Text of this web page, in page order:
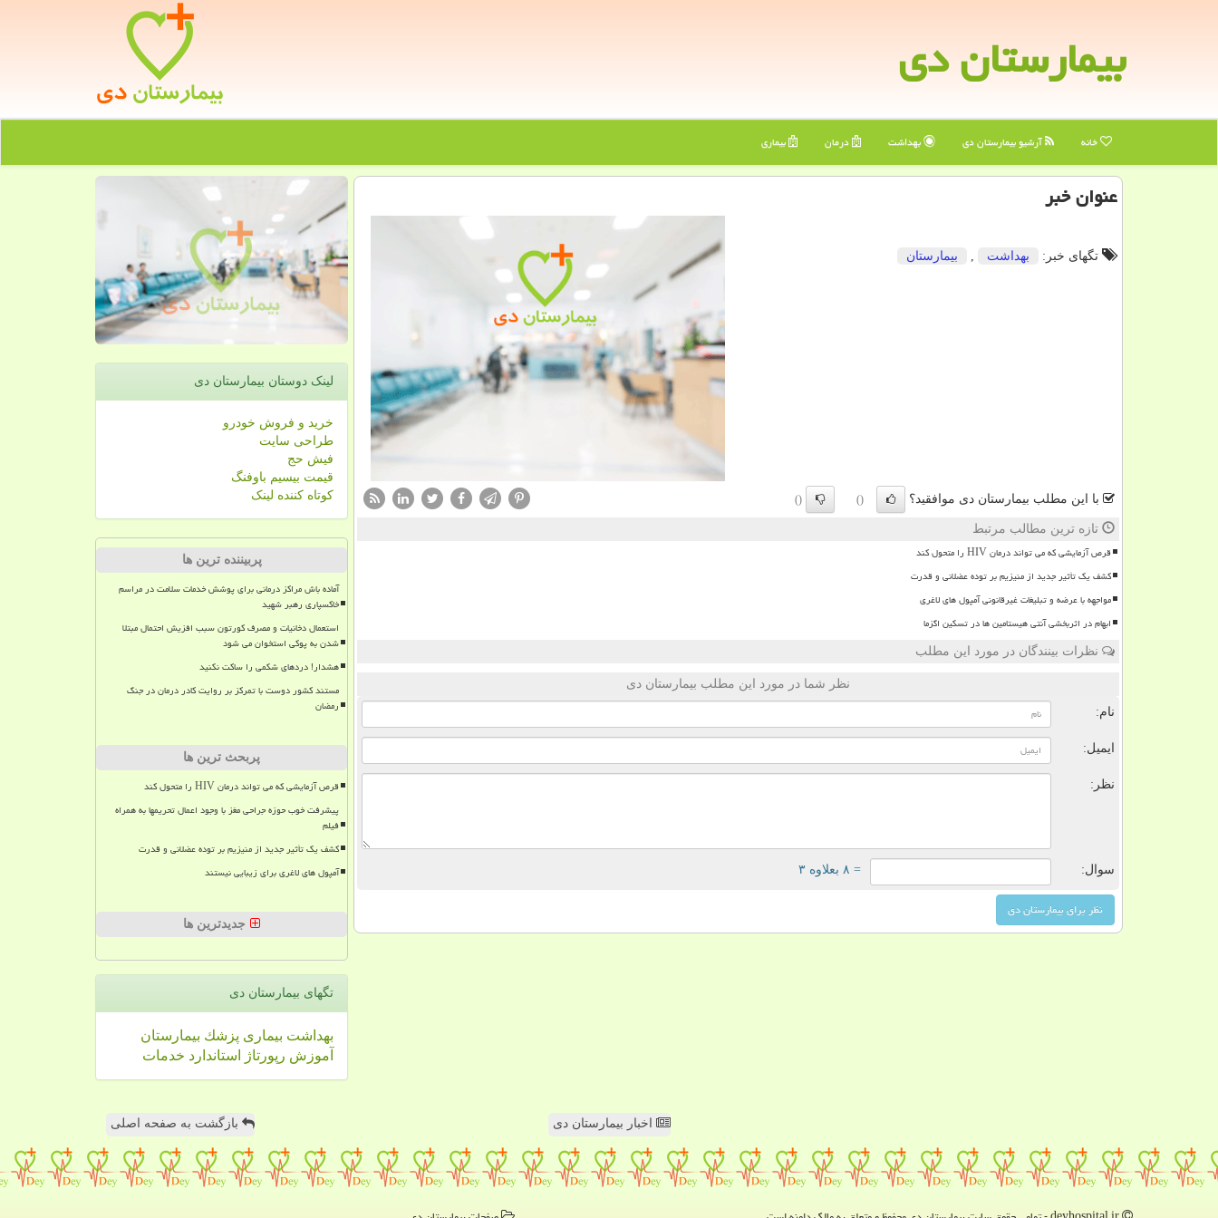
بیمارستان دی
خانه آرشیو بیمارستان دی بهداشت درمان بیماری
عنوان خبر
تگهای خبر: بهداشت , بیمارستان
با این مطلب بیمارستان دی موافقید؟ ()
()
تازه ترین مطالب مرتبط
قرص آزمایشی که می تواند درمان HIV را متحول کند
کشف یک تأثیر جدید از منیزیم بر توده عضلانی و قدرت
مواجهه با عرضه و تبلیغات غیرقانونی آمپول های لاغری
ابهام در اثربخشی آنتی هیستامین ها در تسکین اگزما
نظرات بینندگان در مورد این مطلب
نظر شما در مورد این مطلب بیمارستان دی
نام:
ایمیل:
نظر:
سوال: = ۸ بعلاوه ۳
لینک دوستان بیمارستان دی
خرید و فروش خودرو
طراحی سایت
فیش حج
قیمت بیسیم باوفنگ
کوتاه کننده لینک
پربیننده ترین ها
آماده باش مراکز درمانی برای پوشش خدمات سلامت در مراسم
خاکسپاری رهبر شهید
استعمال دخانیات و مصرف کورتون سبب افزیش احتمال مبتلا
شدن به پوکی استخوان می شود
هشدار! دردهای شکمی را ساکت نکنید
مستند کشور دوست با تمرکز بر روایت کادر درمان در جنگ
رمضان
پربحث ترین ها
قرص آزمایشی که می تواند درمان HIV را متحول کند
پیشرفت خوب حوزه جراحی مغز با وجود اعمال تحریمها به همراه
فیلم
کشف یک تأثیر جدید از منیزیم بر توده عضلانی و قدرت
آمپول های لاغری برای زیبایی نیستند
جدیدترین ها
تگهای بیمارستان دی
بهداشت بیماری پزشك بیمارستان
آموزش رپورتاژ استاندارد خدمات
اخبار بیمارستان دی بازگشت به صفحه اصلی